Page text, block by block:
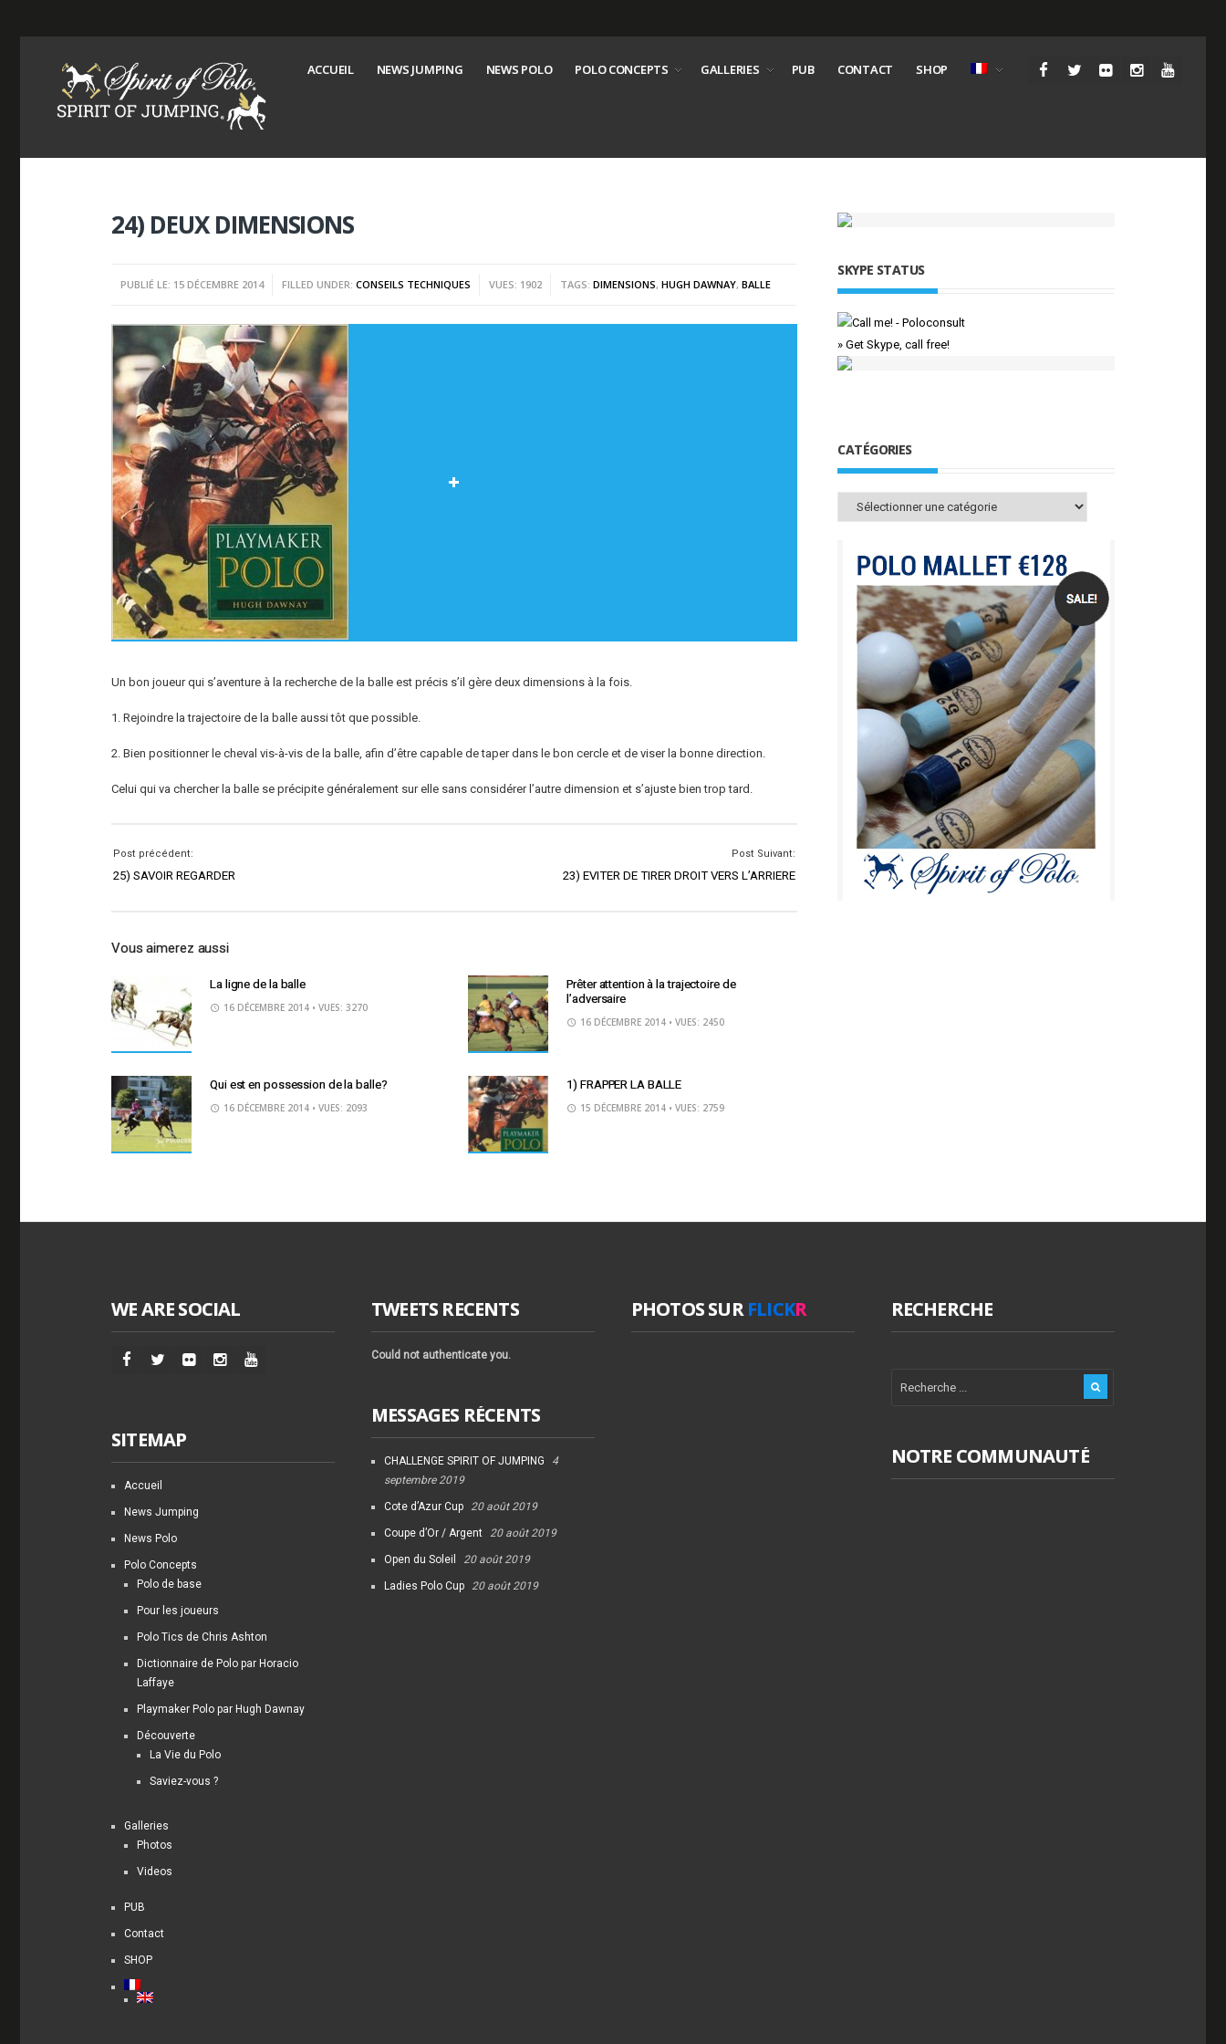
ACCUEIL NEWS JUMPING NEWS POLO POLO CONCEPTS GALLERIES PUB CONTACT SHOP
24) DEUX DIMENSIONS
PUBLIÉ LE: 15 DÉCEMBRE 2014 FILLED UNDER:CONSEILS TECHNIQUES VUES: 1902 TAGS:DIMENSIONS,HUGH DAWNAY,BALLE
Un bon joueur qui s’aventure à la recherche de la balle est précis s’il gère deux dimensions à la fois.
1. Rejoindre la trajectoire de la balle aussi tôt que possible.
2. Bien positionner le cheval vis-à-vis de la balle, afin d’être capable de taper dans le bon cercle et de viser la bonne direction.
Celui qui va chercher la balle se précipite généralement sur elle sans considérer l’autre dimension et s’ajuste bien trop tard.
Post précédent:
25) SAVOIR REGARDER
Post Suivant:
23) EVITER DE TIRER DROIT VERS L’ARRIERE
Vous aimerez aussi
La ligne de la balle
16 DÉCEMBRE 2014 • VUES: 3270
Prêter attention à la trajectoire de
l’adversaire
16 DÉCEMBRE 2014 • VUES: 2450
Qui est en possession de la balle?
16 DÉCEMBRE 2014 • VUES: 2093
1) FRAPPER LA BALLE
15 DÉCEMBRE 2014 • VUES: 2759
SKYPE STATUS
» Get Skype, call free!
CATÉGORIES
Catégories
WE ARE SOCIAL
SITEMAP
Accueil
News Jumping
News Polo
Polo Concepts
Polo de base
Pour les joueurs
Polo Tics de Chris Ashton
Dictionnaire de Polo par Horacio
Laffaye
Playmaker Polo par Hugh Dawnay
Découverte
La Vie du Polo
Saviez-vous ?
Galleries
Photos
Videos
PUB
Contact
SHOP
TWEETS RECENTS
Could not authenticate you.
MESSAGES RÉCENTS
CHALLENGE SPIRIT OF JUMPING
4
septembre 2019
Cote d’Azur Cup 20 août 2019
Coupe d’Or / Argent 20 août 2019
Open du Soleil 20 août 2019
Ladies Polo Cup 20 août 2019
PHOTOS SURFLICKR RECHERCHE
NOTRE COMMUNAUTÉ